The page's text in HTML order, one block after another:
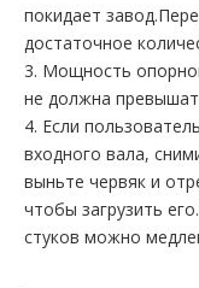
покидает
достаточное
3. Мощность
не должна
4. Если
входного вала,
выньте червяк и
чтобы загрузить
стуков можно